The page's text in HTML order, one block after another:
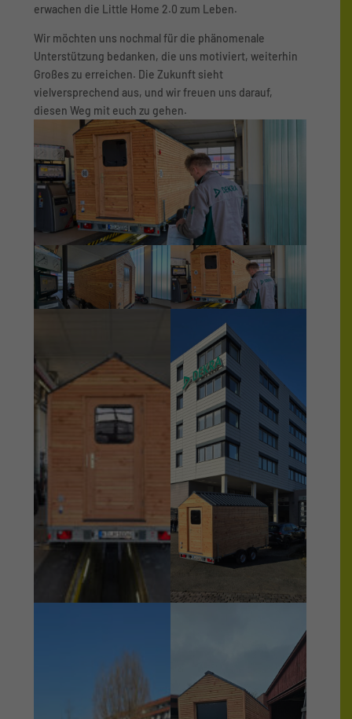
erwachen die Little Home 2.0 zum Leben.
Wir möchten uns nochmal für die phänomenale
Unterstützung bedanken, die uns motiviert, weiterhin
Großes zu erreichen. Die Zukunft sieht
vielversprechend aus, und wir freuen uns darauf,
diesen Weg mit euch zu gehen.